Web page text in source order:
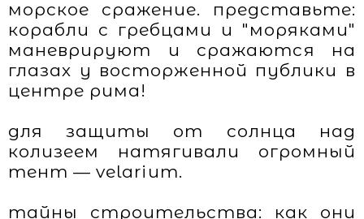
морское сражение. представьте:
корабли с гребцами и "моряками"
маневрируют и сражаются на
глазах у восторженной публики в
центре рима!
для защиты от солнца над
колизеем натягивали огромный
тент — velarium.
тайны строительства: как они